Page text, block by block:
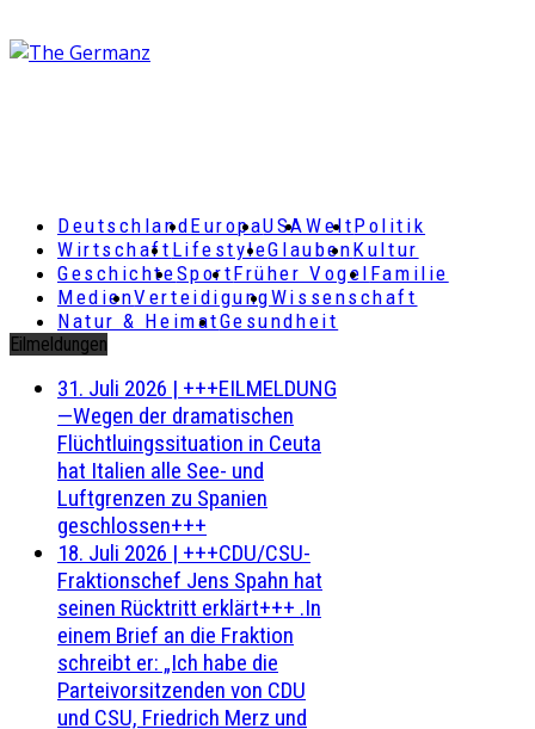
DeutschlandEuropaUSAWeltPolitik
Wirtschaft LifestyleGlaubenKultur
GeschichteSportFrüher Vogel Familie
MedienVerteidigungWissenschaft
Natur & HeimatGesundheit
Eilmeldungen
31. Juli 2026 | +++EILMELDUNG
—Wegen der dramatischen
Flüchtluingssituation in Ceuta
hat Italien alle See- und
Luftgrenzen zu Spanien
geschlossen+++
18. Juli 2026 | +++CDU/CSU-
Fraktionschef Jens Spahn hat
seinen Rücktritt erklärt+++ .In
einem Brief an die Fraktion
schreibt er: „Ich habe die
Parteivorsitzenden von CDU
und CSU, Friedrich Merz und